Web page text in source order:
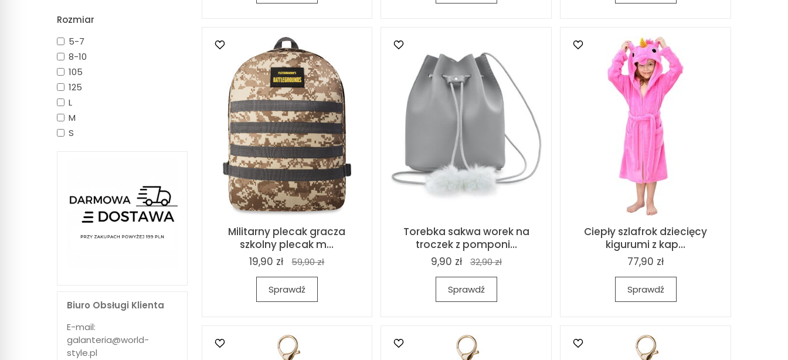
Militarny plecak gracza
szkolny plecak m...
19,90 zł
59,90 zł
Sprawdź
Torebka sakwa worek na
troczek z pomponi...
9,90 zł
32,90 zł
Sprawdź
Ciepły szlafrok dziecięcy
kigurumi z kap...
77,90 zł
Sprawdź
Rozmiar
5-7
8-10
105
125
L
M
S
Biuro Obsługi Klienta
E-mail:
galanteria@world-
style.pl